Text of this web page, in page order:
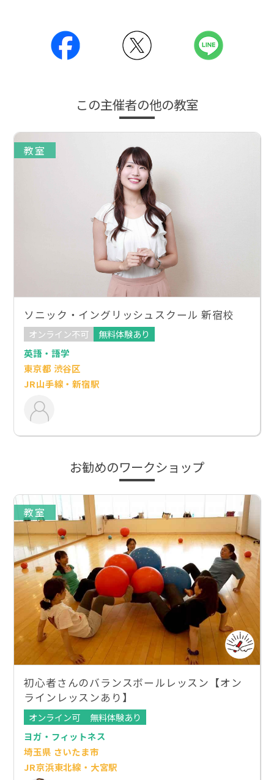
この主催者の他の教室
教室
ソニック・イングリッシュスクール 新宿校
オンライン不可
無料体験あり
英語・語学
東京都 渋谷区
JR山手線・新宿駅
お勧めのワークショップ
教室
初心者さんのバランスボールレッスン【オン
ラインレッスンあり】
オンライン可
無料体験あり
ヨガ・フィットネス
埼玉県 さいたま市
JR京浜東北線・大宮駅